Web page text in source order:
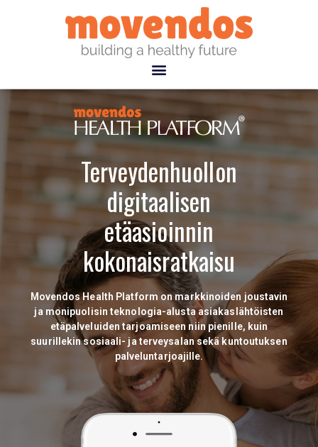
Terveydenhuollon
digitaalisen
etäasioinnin
kokonaisratkaisu
Movendos Health Platform on markkinoiden joustavin
ja monipuolisin teknologia-alusta asiakaslähtöisten
etäpalveluiden tarjoamiseen niin pienille, kuin
suurillekin sosiaali- ja terveysalan sekä kuntoutuksen
palveluntarjoajille.